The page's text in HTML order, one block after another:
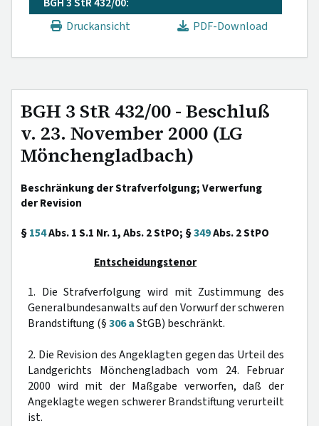
Druckansicht
PDF-Download
BGH 3 StR 432/00 - Beschluß
v. 23. November 2000 (LG
Mönchengladbach)
Beschränkung der Strafverfolgung; Verwerfung
der Revision
§154Abs. 1 S.1 Nr. 1, Abs. 2 StPO; §349Abs. 2 StPO
Entscheidungstenor
1. Die Strafverfolgung wird mit Zustimmung des
Generalbundesanwalts auf den Vorwurf der schweren
Brandstiftung (§306 aStGB) beschränkt.
2. Die Revision des Angeklagten gegen das Urteil des
Landgerichts Mönchengladbach vom 24. Februar
2000 wird mit der Maßgabe verworfen, daß der
Angeklagte wegen schwerer Brandstiftung verurteilt
ist.